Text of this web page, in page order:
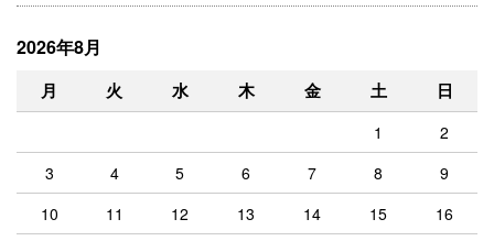
2026年8月
月 火 水 木 金 土 日
1
2
3
4 5 6 7 8
9
10
11 12 13 14 15
16